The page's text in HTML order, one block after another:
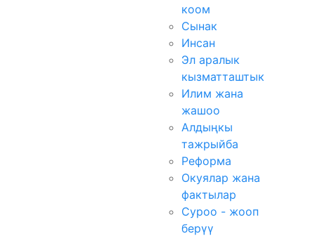
коом
Сынак
Инсан
Эл аралык
кызматташтык
Илим жана
жашоо
Алдыңкы
тажрыйба
Реформа
Окуялар жана
фактылар
Суроо - жооп
берүү